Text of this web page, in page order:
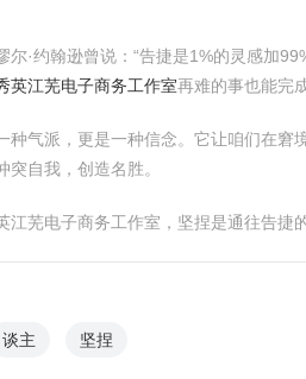
尔·约翰逊曾说：“告捷是1%的灵感加
英江芜电子商务工作室再难的事也能完成
种气派，更是一种信念。它让咱们在窘
突自我，创造名胜。
江芜电子商务工作室，坚捏是通往告捷
谈主 坚捏